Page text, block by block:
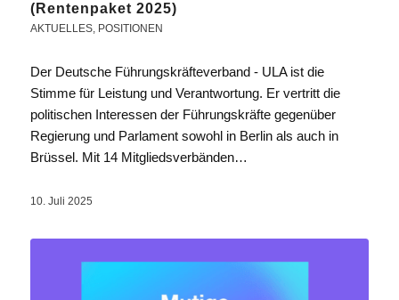
(Rentenpaket 2025)
AKTUELLES, POSITIONEN
Der Deutsche Führungskräfteverband - ULA ist die
Stimme für Leistung und Verantwortung. Er vertritt die
politischen Interessen der Führungskräfte gegenüber
Regierung und Parlament sowohl in Berlin als auch in
Brüssel. Mit 14 Mitgliedsverbänden…
10. Juli 2025